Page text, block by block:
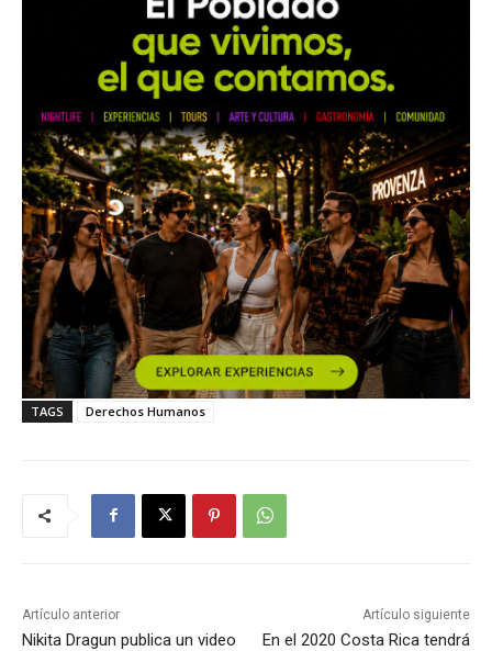
TAGS Derechos Humanos
Artículo anterior
Nikita Dragun publica un video
Artículo siguiente
En el 2020 Costa Rica tendrá